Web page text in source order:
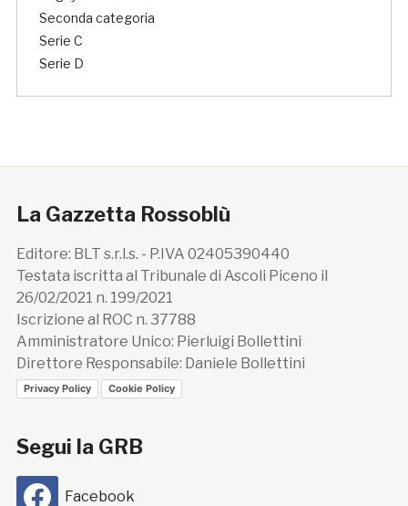
Seconda categoria
Serie C
Serie D
La Gazzetta Rossoblù
Editore: BLT s.r.l.s. - P.IVA 02405390440
Testata iscritta al Tribunale di Ascoli Piceno il
26/02/2021 n. 199/2021
Iscrizione al ROC n. 37788
Amministratore Unico: Pierluigi Bollettini
Direttore Responsabile: Daniele Bollettini
Privacy Policy Cookie Policy
Segui la GRB
Facebook